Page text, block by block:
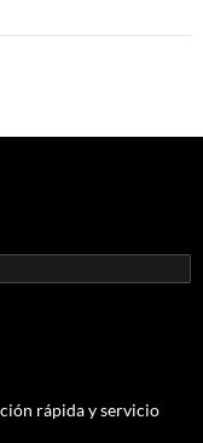
rápida y servicio